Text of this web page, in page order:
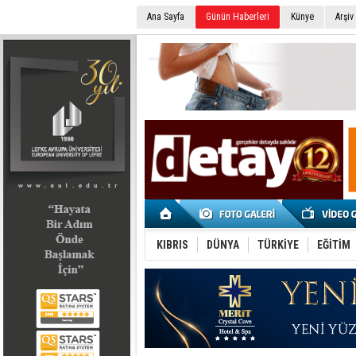
Ana Sayfa Günün Haberleri Künye Arşiv
KIBRIS DÜNYA TÜRKİYE EĞİTİM